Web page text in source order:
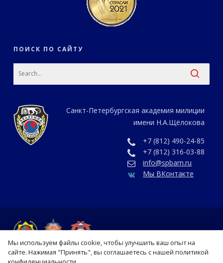
ПОИСК ПО САЙТУ
Санкт-Петербургская академия милиции
имени Н.А.Щёлокова
+7 (812) 490-24-85
+7 (812) 316-03-88
info@spbam.ru
Мы ВКонтакте
Мы используем файлы cookie, чтобы улучшить ваш опыт на
сайте. Нажимая "Принять", вы соглашаетесь с нашей политикой